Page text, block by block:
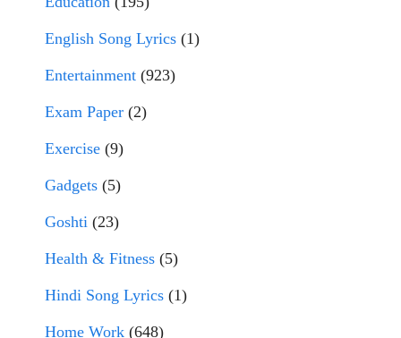
English Song Lyrics (1)
Entertainment (923)
Exam Paper (2)
Exercise (9)
Gadgets (5)
Goshti (23)
Health & Fitness (5)
Hindi Song Lyrics (1)
Home Work (648)